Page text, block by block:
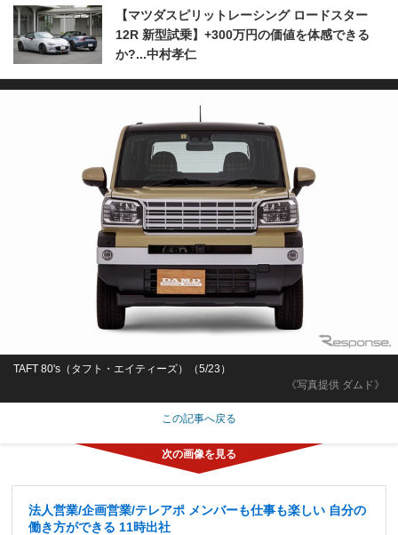
【マツダスピリットレーシング ロードスター
12R 新型試乗】+300万円の価値を体感できる
か?...中村孝仁
《写真提供 ダムド》
TAFT 80's（タフト・エイティーズ）（5/23）
この記事へ戻る
法人営業/企画営業/テレアポ メンバーも仕事も楽しい 自分の
働き方ができる 11時出社